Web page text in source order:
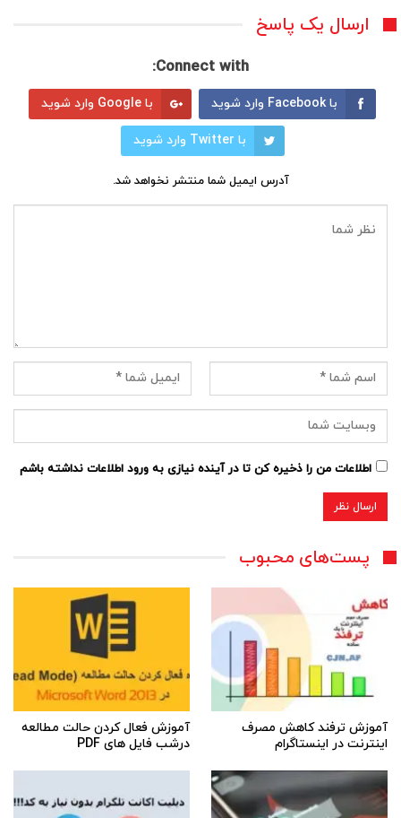
ارسال یک پاسخ
Connect with:
با Facebook وارد شوید با Google وارد شوید
با Twitter وارد شوید
آدرس ایمیل شما منتشر نخواهد شد.
اطلاعات من را ذخیره کن تا در آینده نیازی به ورود اطلاعات نداشته باشم
پست‌های محبوب
آموزش ترفند کاهش مصرف
اینترنت در اینستاگرام
آموزش فعال کردن حالت مطالعه
درشب فایل های PDF